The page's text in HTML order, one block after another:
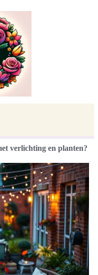
verlichting en planten?